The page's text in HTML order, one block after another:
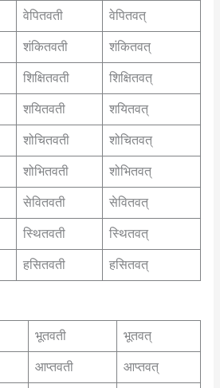
वेपितवती वेपितवत्
शंकितवती शंकितवत्
शिक्षितवती शिक्षितवत्
शयितवती शयितवत्
शोचितवती शोचितवत्
शोभितवती शोभितवत्
सेवितवती सेवितवत्
स्थितवती स्थितवत्
हसितवती
हसितवत्
भूतवती भूतवत्
आप्तवती आप्तवत्